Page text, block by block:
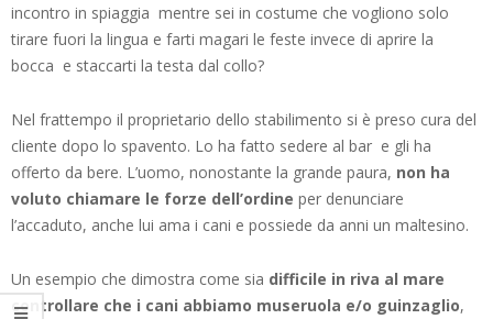
incontro in spiaggia mentre sei in costume che vogliono solo
tirare fuori la lingua e farti magari le feste invece di aprire la
bocca e staccarti la testa dal collo?
Nel frattempo il proprietario dello stabilimento si è preso cura del
cliente dopo lo spavento. Lo ha fatto sedere al bar e gli ha
offerto da bere. L’uomo, nonostante la grande paura, non ha
voluto chiamare le forze dell’ordine per denunciare
l’accaduto, anche lui ama i cani e possiede da anni un maltesino.
Un esempio che dimostra come sia difficile in riva al mare
controllare che i cani abbiamo museruola e/o guinzaglio,